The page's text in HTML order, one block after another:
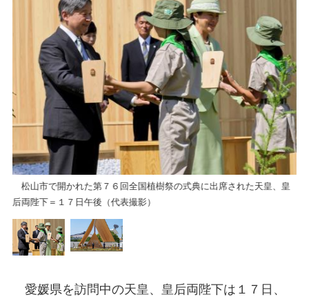
松山市で開かれた第７６回全国植樹祭の式典に出席された天皇、皇
后両陛下＝１７日午後（代表撮影）
愛媛県を訪問中の天皇、皇后両陛下は１７日、